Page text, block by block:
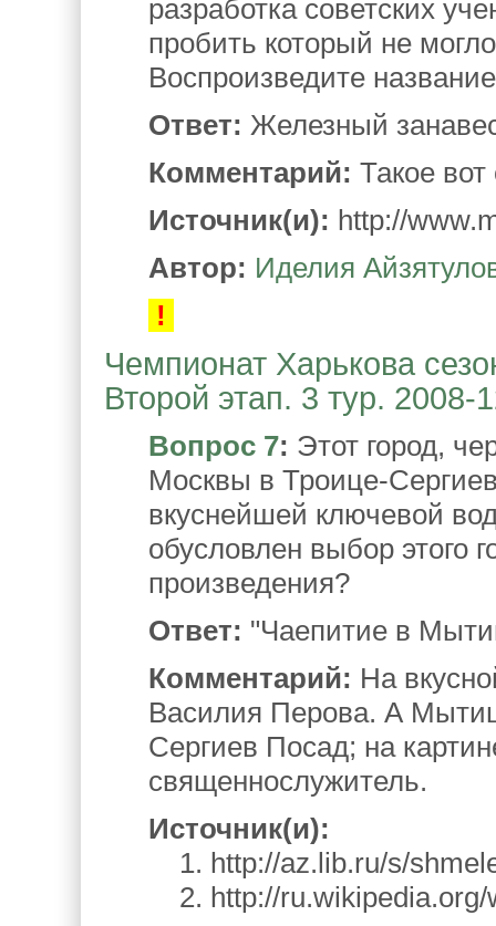
разработка советских
пробить который не
Воспроизведите
Ответ: Железный
Комментарий: Такое
Источник(и): http://
Автор: Иделия
!
Чемпионат Харькова
Второй этап. 3 тур. 2008-
Вопрос 7: Этот город,
Москвы в Троице-
вкуснейшей ключевой
обусловлен выбор этого
произведения?
Ответ: "Чаепитие в
Комментарий: На
Василия Перова. А
Сергиев Посад; на
священнослужитель.
Источник(и):
1. http://az.lib.ru/s/
2. http://ru.wikipedia.org/